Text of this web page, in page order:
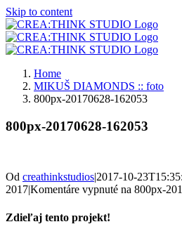
Skip to content
Home
MIKUŠ DIAMONDS :: foto
800px-20170628-162053
800px-20170628-162053
Od creathinkstudios|2017-10-
2017|Komentáre vypnuté na 800px-
Zdieľaj tento projekt!